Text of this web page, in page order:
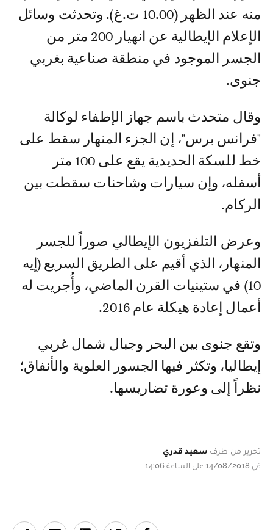
منه عند الظهر (10.00 ت.غ). وتحدثت وسائل
الإعلام الإيطالية عن انهيار 200 متر من
الجسر الموجود في منطقة صناعية بغربي
جنوى.
وقال متحدث باسم جهاز الإطفاء لوكالة
"فرانس برس"، إن الجزء المنهار سقط على
خط للسكة الحديدية يقع على 100 متر
أسفله، وإن سيارات وشاحنات سقطت بين
الركام.
وعرض التلفزيون الإيطالي صوراً للجسر
المنهار، الذي أقيم على الطريق السريع (إيه
10) في ستينيات القرن الماضي، وأُجريت له
أعمال إعادة هيكلة عام 2016.
وتقع جنوى بين البحر وجبال شمال غربي
إيطاليا، وتكثر فيها الجسور العلوية والأنفاق؛
نظراً إلى وعورة تضاريسها.
تحرير من طرف سعيد قدري
في 14/08/2018 على الساعة 14:06